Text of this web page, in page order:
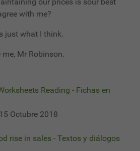
with me?
just what I think.
Mr Robinson.
Reading - Fichas en
Octubre 2018
rise in sales - Textos y diálogos